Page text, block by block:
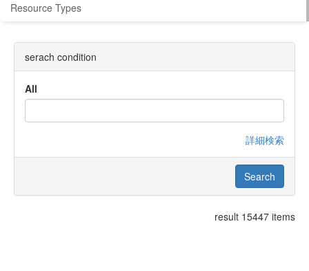
Resource Types
serach condition
All
詳細検索
result 15447 items